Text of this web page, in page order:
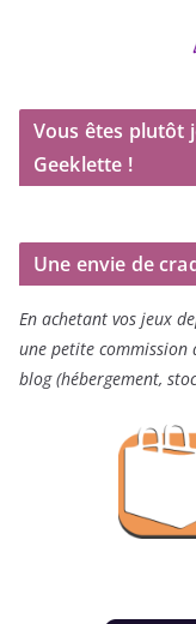
Vous êtes plutôt
Geeklette !
Une envie de
En achetant vos jeux
une petite
blog (hébergement,